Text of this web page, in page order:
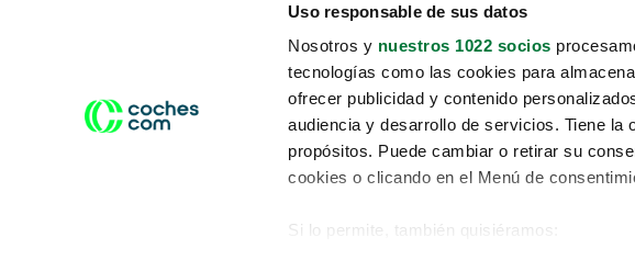
Uso responsable de sus datos
Nosotros y nuestros 1022 socios
tecnologías como las cookies para
ofrecer publicidad y contenido
audiencia y desarrollo de servicios. Tiene la
propósitos. Puede cambiar o retirar su
cookies o clicando en el Menú de
Si lo permite, también quisiéramos:
Conduce tu futuro,
desata tu movilidad